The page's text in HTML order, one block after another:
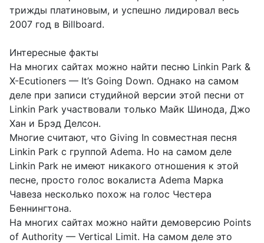
трижды платиновым, и успешно лидировал весь
2007 год в Billboard.
Интересные факты
На многих сайтах можно найти песню Linkin Park &
X-Ecutioners — It’s Going Down. Однако на самом
деле при записи студийной версии этой песни от
Linkin Park участвовали только Майк Шинода, Джо
Хан и Брэд Делсон.
Многие считают, что Giving In совместная песня
Linkin Park с группой Adema. Но на самом деле
Linkin Park не имеют никакого отношения к этой
песне, просто голос вокалиста Adema Марка
Чавеза несколько похож на голос Честера
Беннингтона.
На многих сайтах можно найти демоверсию Points
of Authority — Vertical Limit. На самом деле это